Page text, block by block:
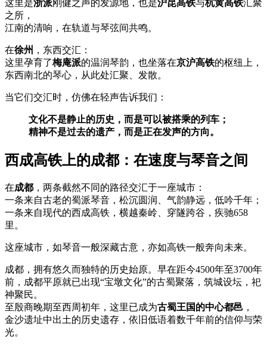
这里是浙派刚健之声的发源地，也是沪昆高铁与杭黄高铁汇聚
之所，
江南的清响，在轨道与琴弦间共鸣。
在徐州 ，东西交汇：
这里孕育了梅庵派的温润琴韵，也坐落在京沪高铁的枢纽上，
东西南北的琴心，从此处汇聚、发散。
当它们交汇时，仿佛在轻声告诉我们：
文化不是静止的历史，而是可以被搭乘的列车；
精神不是过去的遗产，而是正在发声的方向。
西成高铁上的成都：在速度与琴音之间
在成都 ，两条截然不同的路径交汇于一座城市：
一条来自古老的蜀派琴音，松沉圆润、气韵静远，低吟千年；
一条来自现代的西成高铁，横越秦岭、穿隧跨谷，疾驰658
里。
这座城市，如琴音一般深藏古意，亦如高铁一般奔向未来。
成都，拥有悠久而独特的历史始原。早在距今4500年至3700年
前，成都平原就已出现“宝墩文化”的古蜀聚落，筑城设坛，祀
神聚民。
至殷商晚期至西周初年，这里已成为古蜀王国的中心都邑 ，
金沙遗址中出土的历史遗存，依旧低语着数千年前的信仰与荣
光。